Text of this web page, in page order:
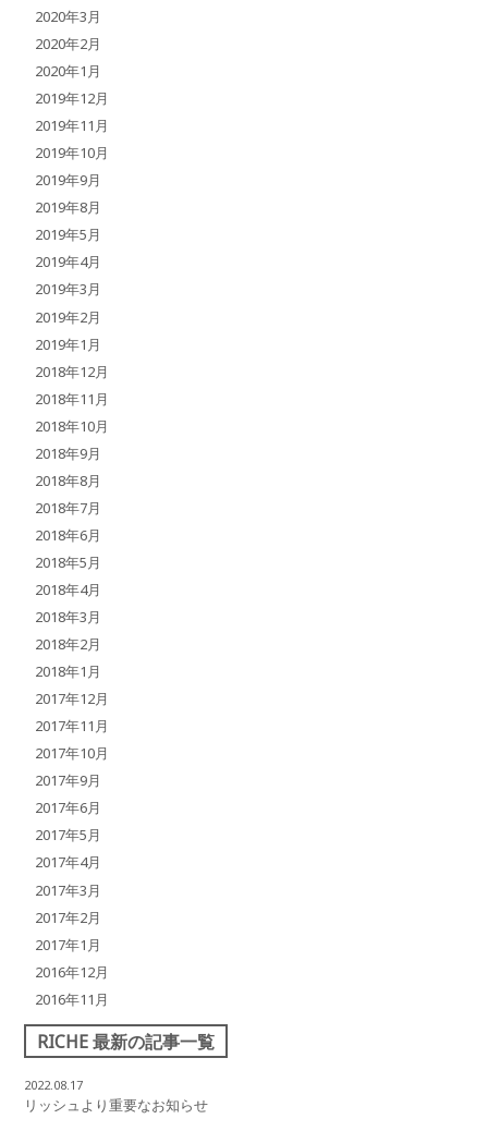
2020年3月
2020年2月
2020年1月
2019年12月
2019年11月
2019年10月
2019年9月
2019年8月
2019年5月
2019年4月
2019年3月
2019年2月
2019年1月
2018年12月
2018年11月
2018年10月
2018年9月
2018年8月
2018年7月
2018年6月
2018年5月
2018年4月
2018年3月
2018年2月
2018年1月
2017年12月
2017年11月
2017年10月
2017年9月
2017年6月
2017年5月
2017年4月
2017年3月
2017年2月
2017年1月
2016年12月
2016年11月
RICHE 最新の記事一覧
2022.08.17
リッシュより重要なお知らせ